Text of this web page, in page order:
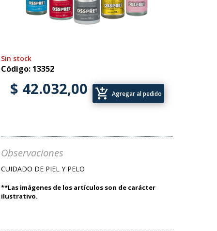
Sin stock
Código: 13352
$ 42.032,00 add_shopping_cart Agregar al pedido
Observaciones
CUIDADO DE PIEL Y PELO
**Las imágenes de los artículos son de carácter
ilustrativo.